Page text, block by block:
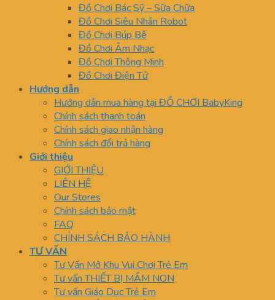
Đồ Chơi Bác Sỹ – Sữa Chữa
Đồ Chơi Siêu Nhân Robot
Đồ Chơi Búp Bê
Đồ Chơi Âm Nhạc
Đồ Chơi Thông Minh
Đồ Chơi Điện Tử
Hướng dẫn
Hướng dẫn mua hàng tại ĐỒ CHƠI BabyKing
Chính sách thanh toán
Chính sách giao nhận hàng
Chính sách đổi trả hàng
Giới thiệu
GIỚI THIỆU
LIÊN HỆ
Our Stores
Chính sách bảo mật
FAQ
CHÍNH SÁCH BẢO HÀNH
TƯ VẤN
Tư Vấn Mở Khu Vui Chơi Trẻ Em
Tư vấn THIẾT BỊ MẦM NON
Tư vấn Giáo Dục Trẻ Em